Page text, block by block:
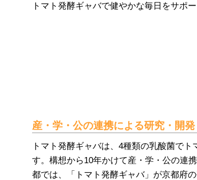
トマト発酵ギャバで健やかな毎日をサポ
産・学・公の連携による研究・開発
トマト発酵ギャバは、4種類の乳酸菌で
す。構想から10年かけて産・学・公の連
都では、「トマト発酵ギャバ」が京都府